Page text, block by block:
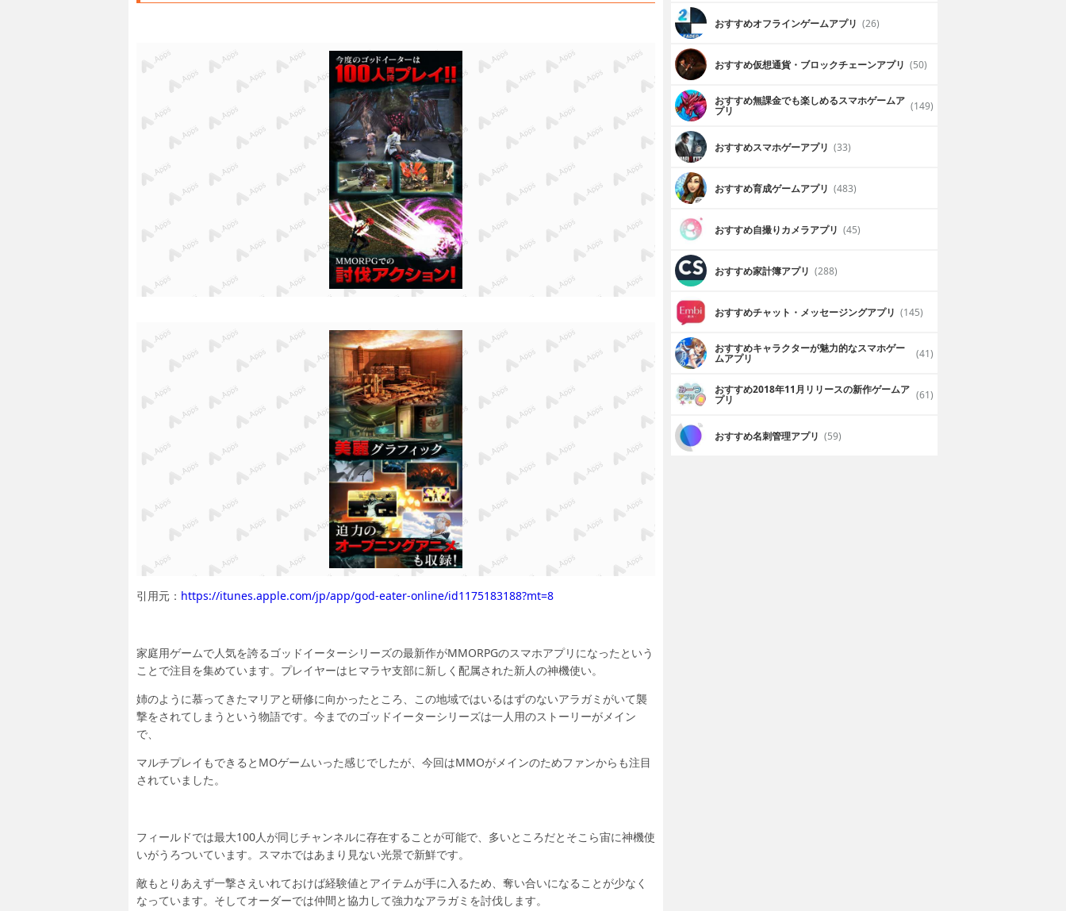
引用元： https://itunes.apple.com/jp/app/god-eater-online/id1175183188?mt=8
家庭用ゲームで人気を誇るゴッドイーターシリーズの最新作がMMORPGのスマホアプリになったという
ことで注目を集めています。プレイヤーはヒマラヤ支部に新しく配属された新人の神機使い。
姉のように慕ってきたマリアと研修に向かったところ、この地域ではいるはずのないアラガミがいて襲
撃をされてしまうという物語です。今までのゴッドイーターシリーズは一人用のストーリーがメイン
で、
マルチプレイもできるとMOゲームいった感じでしたが、今回はMMOがメインのためファンからも注目
されていました。
フィールドでは最大100人が同じチャンネルに存在することが可能で、多いところだとそこら宙に神機使
いがうろついています。スマホではあまり見ない光景で新鮮です。
敵もとりあえず一撃さえいれておけば経験値とアイテムが手に入るため、奪い合いになることが少なく
なっています。そしてオーダーでは仲間と協力して強力なアラガミを討伐します。
おすすめオフラインゲームアプリ (26)
おすすめ仮想通貨・ブロックチェーンアプリ (50)
おすすめ無課金でも楽しめるスマホゲームア
プリ (149)
おすすめスマホゲーアプリ (33)
おすすめ育成ゲームアプリ (483)
おすすめ自撮りカメラアプリ (45)
おすすめ家計簿アプリ (288)
おすすめチャット・メッセージングアプリ (145)
おすすめキャラクターが魅力的なスマホゲー
ムアプリ (41)
おすすめ2018年11月リリースの新作ゲームア
プリ (61)
おすすめ名刺管理アプリ (59)